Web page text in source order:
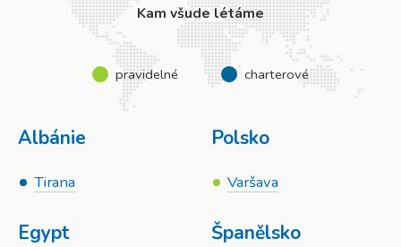
Kam všude létáme
pravidelné charterové
Albánie
Tirana
Egypt
Polsko
Varšava
Španělsko